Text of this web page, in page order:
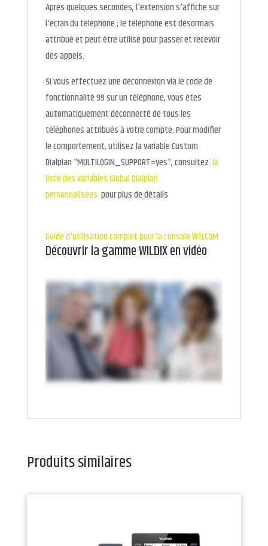
Après quelques secondes, l'extension s'affiche sur
l'écran du téléphone ; le téléphone est désormais
attribué et peut être utilisé pour passer et recevoir
des appels.
Si vous effectuez une déconnexion via le code de
fonctionnalité 99 sur un téléphone, vous êtes
automatiquement déconnecté de tous les
téléphones attribués à votre compte. Pour modifier
le comportement, utilisez la variable Custom
Dialplan "MULTILOGIN_SUPPORT=yes", consultez la
liste des variables Global Dialplan
personnaliséespour plus de détails
Guide d'utilisation complet pour la console WELCOM
Découvrir la gamme WILDIX en vidéo
Produits similaires